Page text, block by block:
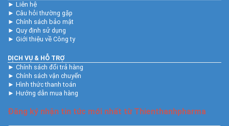
► Liên hệ
► Câu hỏi thường gặp
► Chính sách bảo mật
► Quy định sử dụng
► Giới thiệu về Công ty
DỊCH VỤ & HỖ TRỢ
► Chính sách đổi trả hàng
► Chính sách vận chuyển
► Hình thức thanh toán
► Hướng dẫn mua hàng
Đăng ký nhận tin tức mới nhất từ Thienthanhpharma